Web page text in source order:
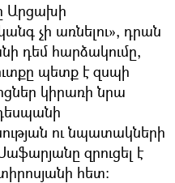
Արցախի
չի առնելու», դրան
դեմ հարձակումը,
պետք է զսպի
կիրառի նրա
ու նպատակների
զրուցել է
հետ։